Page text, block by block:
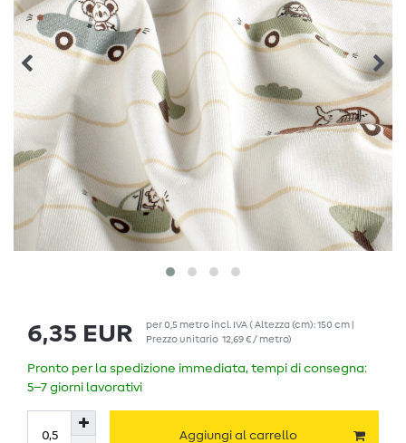
6,35 EUR per0,5 metro incl. IVA( Altezza (cm): 150 cm |
Prezzo unitario 12,69 € / metro)
Pronto per la spedizione immediata, tempi di consegna:
5–7 giorni lavorativi
Aggiungi al carrello